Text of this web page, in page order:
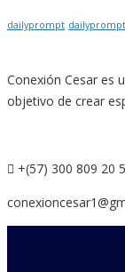
dailyprompt
Conexión Cesar es
objetivo de crear
+(57) 300 809 20